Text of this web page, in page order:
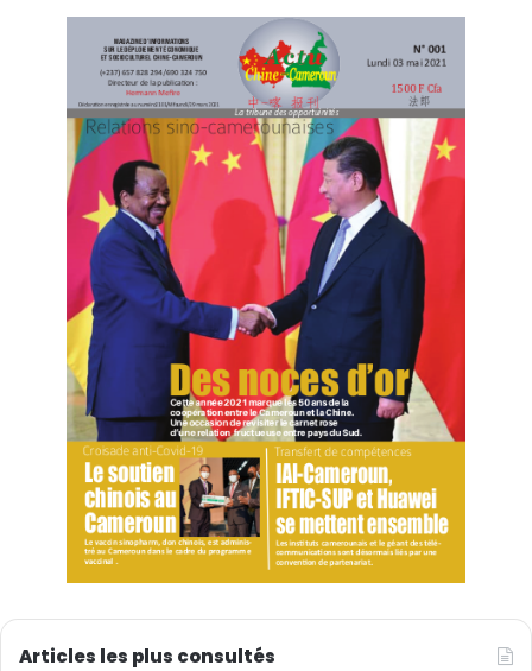
D’un coût total de 400 milliards de francs CFA, Phase2
va ouvrir le Port Autonome de Kribi que dirige Patrice
MELOM à une compétitivité et à une attractivité sans
égales dans le Golfe de Guinée.
Cette deuxième Phase prévoit, outre le linéaire de Quai
qui va augmenter de 700 mètres additionnels
consacrés au trafic conteneurisé, mais aussi une Digue
de protection de 675 mètres, et d’importantes
infrastructures ; entre autres : des zones
d’entreposage et de stockage de 30 hectares de
terre-pleins, un Terminal Aluminier et un Terminal à
Hydrocarbures sur la Digue, des équipements de
manutention de dernière génération et l’installation
des équipements de sûreté/sécurité Vessel Trafic
Systèm pour garantir l’efficacité du trafic maritime,
apprend-on.
Gerald Njoya Descter, Journaliste
Articles les plus consultés